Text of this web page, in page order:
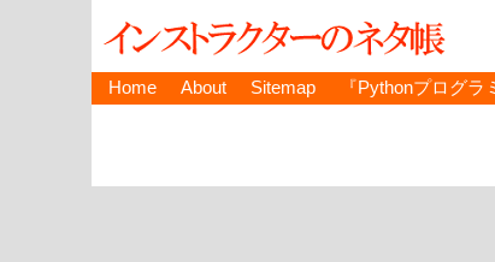
Home About Sitemap 『Pythonプログラ